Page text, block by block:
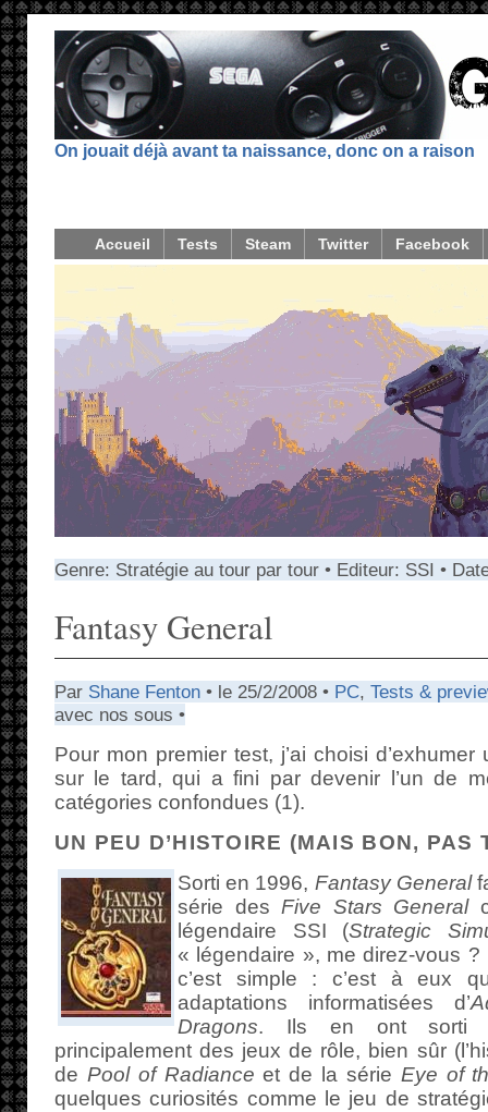
On jouait déjà avant ta naissance, donc on a raison
Accueil Tests Steam Twitter Facebook
Genre: Stratégie au tour par tour • Editeur: SSI •
Fantasy General
Par Shane Fenton • le 25/2/2008 • PC, Tests &
avec nos sous •
Pour mon premier test, j’ai choisi
sur le tard, qui a fini par devenir l’un de
catégories confondues (1).
UN PEU D’HISTOIRE (MAIS BON, PAS
Sorti en 1996, Fantasy General
série des Five Stars General
légendaire SSI (Strategic
« légendaire », me direz-vous
c’est simple : c’est à eux
adaptations informatisées d’
Dragons. Ils en ont sorti
principalement des jeux de rôle, bien sûr
de Pool of Radiance et de la série Eye of
quelques curiosités comme le jeu de